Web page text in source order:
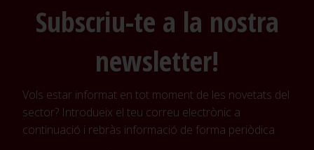
Subscriu-te a la nostra
newsletter!
Vols estar informat en tot moment de les novetats del
sector? Introdueix el teu correu electrònic a
continuació i rebràs informació de forma periòdica